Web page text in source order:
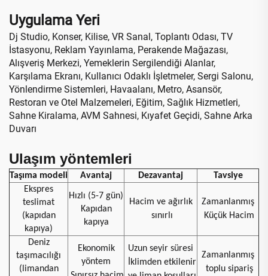
Uygulama Yeri
Dj Studio, Konser, Kilise, VR Sanal, Toplantı Odası, TV
İstasyonu, Reklam Yayınlama, Perakende Mağazası,
Alışveriş Merkezi, Yemeklerin Sergilendiği Alanlar,
Karşılama Ekranı, Kullanıcı Odaklı İşletmeler, Sergi Salonu,
Yönlendirme Sistemleri, Havaalanı, Metro, Asansör,
Restoran ve Otel Malzemeleri, Eğitim, Sağlık Hizmetleri,
Sahne Kiralama, AVM Sahnesi, Kıyafet Geçidi, Sahne Arka
Duvarı
Ulaşım yöntemleri
Taşıma modeli Avantaj Dezavantaj
Tavsiye
Ekspres
teslimat
(kapıdan
kapıya)
Hızlı (5-7 gün)
Kapıdan
kapıya
Hacim ve ağırlık
sınırlı
Zamanlanmış
Küçük Hacim
Deniz
taşımacılığı
(limandan
Ekonomik
yöntem
Uzun seyir süresi
İklimden etkilenir
Zamanlanmış
toplu sipariş